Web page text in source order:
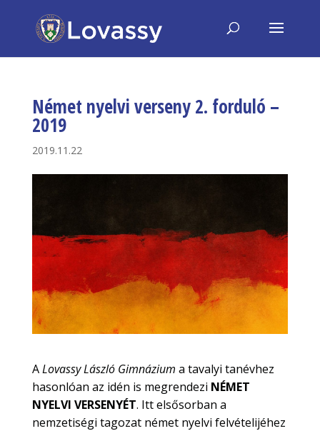
Német nyelvi verseny 2. forduló –
2019
2019.11.22
ALovassy László Gimnázium a tavalyi tanévhez
hasonlóan az idén is megrendezi NÉMET
NYELVI VERSENYÉT. Itt elsősorban a
nemzetiségi tagozat német nyelvi felvételijéhez